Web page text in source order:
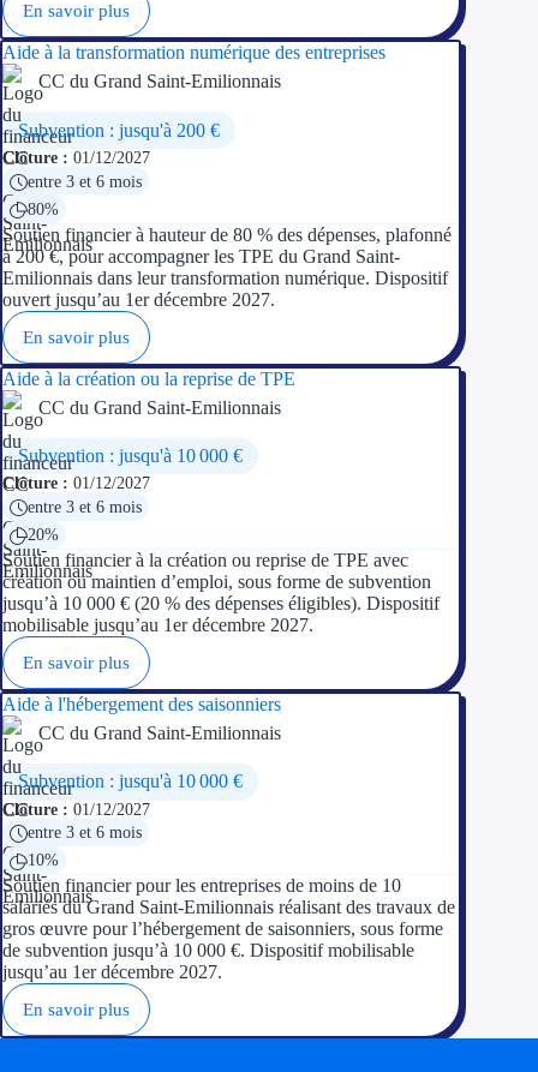
En savoir plus
Aide à la transformation numérique des entreprises
CC du Grand Saint-Emilionnais
Subvention : jusqu'à 200 €
Clôture : 01/12/2027
entre 3 et 6 mois
80%
Soutien financier à hauteur de 80 % des dépenses, plafonné
à 200 €, pour accompagner les TPE du Grand Saint-
Emilionnais dans leur transformation numérique. Dispositif
ouvert jusqu’au 1er décembre 2027.
En savoir plus
Aide à la création ou la reprise de TPE
CC du Grand Saint-Emilionnais
Subvention : jusqu'à 10 000 €
Clôture : 01/12/2027
entre 3 et 6 mois
20%
Soutien financier à la création ou reprise de TPE avec
création ou maintien d’emploi, sous forme de subvention
jusqu’à 10 000 € (20 % des dépenses éligibles). Dispositif
mobilisable jusqu’au 1er décembre 2027.
En savoir plus
Aide à l'hébergement des saisonniers
CC du Grand Saint-Emilionnais
Subvention : jusqu'à 10 000 €
Clôture : 01/12/2027
entre 3 et 6 mois
10%
Soutien financier pour les entreprises de moins de 10
salariés du Grand Saint-Emilionnais réalisant des travaux de
gros œuvre pour l’hébergement de saisonniers, sous forme
de subvention jusqu’à 10 000 €. Dispositif mobilisable
jusqu’au 1er décembre 2027.
En savoir plus